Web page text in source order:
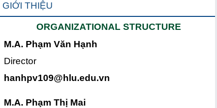
GIỚI THIỆU
ORGANIZATIONAL STRUCTURE
M.A. Phạm Văn Hạnh
Director
hanhpv109@hlu.edu.vn
M.A. Phạm Thị Mai